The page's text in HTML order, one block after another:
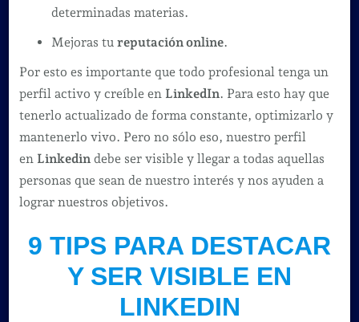
determinadas materias.
Mejoras tu reputación online.
Por esto es importante que todo profesional tenga un
perfil activo y creíble en LinkedIn. Para esto hay que
tenerlo actualizado de forma constante, optimizarlo y
mantenerlo vivo. Pero no sólo eso, nuestro perfil
en Linkedindebe ser visible y llegar a todas aquellas
personas que sean de nuestro interés y nos ayuden a
lograr nuestros objetivos.
9 TIPS PARA DESTACAR
Y SER VISIBLE EN
LINKEDIN